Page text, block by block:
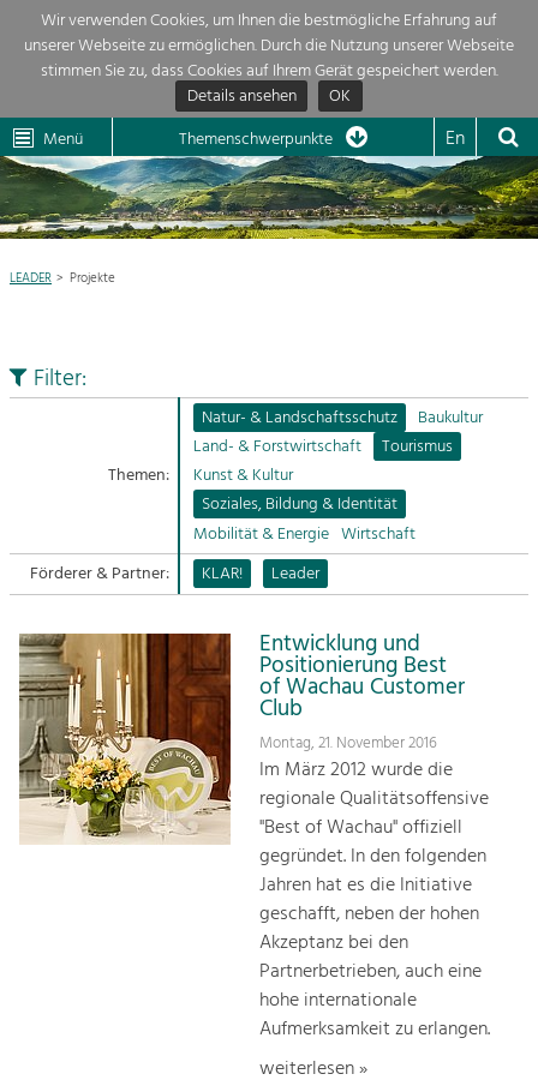
Wir verwenden Cookies, um Ihnen die bestmögliche Erfahrung auf
unserer Webseite zu ermöglichen. Durch die Nutzung unserer Webseite
stimmen Sie zu, dass Cookies auf Ihrem Gerät gespeichert werden.
Details ansehen
OK
Dunkelsteinerwald Klima
Menü Themenschwerpunkte En
Aktuelles 
Region 
Projekte
Mein Projekt 
Sitemap
Kontakt
Themenübersicht
Die Regionalentwicklung in unserer Region ist sehr vielfältig. Deshalb
geben wir hier eine Übersicht über unsere Themenschwerpunkte. Für
mehr Informationen einfach das Thema anklicken und schon werden alle
Projekte in diesem Kontext angezeigt.
Natur- &
Baukultur
Ortsbild, Baukultur und nachhaltiges
Land- & Forstwirtschaft
Bewirtschaftung und Pflege der
Tourismus
Positionierung.
Kunst & Kultur
Handwerk, Wissenschaft und Forschung.
Soziales, Bildung &
Identität
Gleichberechtigung, Jugend und
Mobilität & Energie
Klimawandel, öffentlicher Verkehr und
Steigerung regionaler Wertschöpfung
LEADER Projekte
Filter:
Themen:
Natur- & Landschaftsschutz
Baukultur
Land- & Forstwirtschaft
Tourismus
Kunst & Kultur
Soziales, Bildung & Identität
Mobilität & Energie Wirtschaft
Förderer & Partner:
KLAR! Leader
Entwicklung und
Positionierung Best
of Wachau Customer
Club
Montag, 21. November 2016
Im März 2012 wurde die
regionale Qualitätsoffensive
"Best of Wachau" offiziell
gegründet. In den folgenden
Jahren hat es die Initiative
geschafft, neben der hohen
Akzeptanz bei den
Partnerbetrieben, auch eine
hohe internationale
Aufmerksamkeit zu erlangen.
weiterlesen »